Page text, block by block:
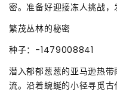
密。准备好迎接冻人挑战，
繁茂丛林的秘密
种子：-1479008841
潜入郁郁葱葱的亚马逊热
流。沿着蜿蜒的小径寻觅